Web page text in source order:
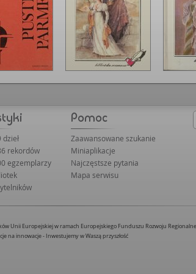
rekordów
egzemplarzy
Zaawansowane szukanie
Miniaplikacje
Najczęstsze pytania
Mapa serwisu
Unii Europejskiej w ramach Europejskiego Funduszu Rozwoju
na innowacje - Inwestujemy w Waszą przyszłość